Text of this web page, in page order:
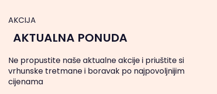
AKCIJA
AKTUALNA PONUDA
Ne propustite naše aktualne akcije i priuštite si
vrhunske tretmane i boravak po najpovoljnijim
cijenama